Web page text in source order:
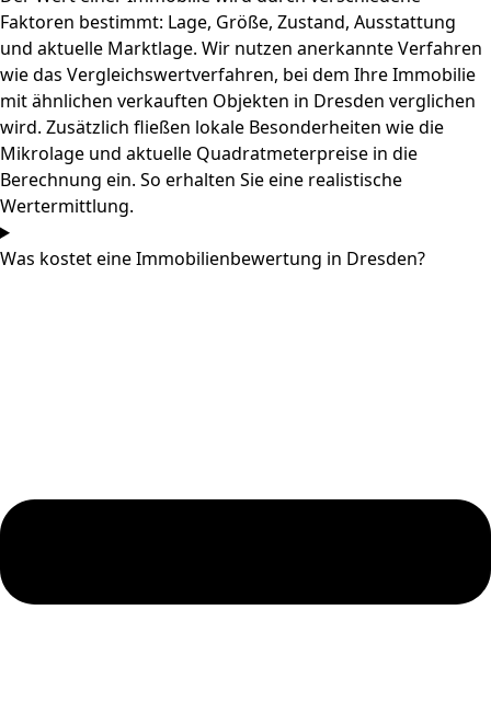
Faktoren bestimmt: Lage, Größe, Zustand, Ausstattung
und aktuelle Marktlage. Wir nutzen anerkannte Verfahren
wie das Vergleichswertverfahren, bei dem Ihre Immobilie
mit ähnlichen verkauften Objekten in Dresden verglichen
wird. Zusätzlich fließen lokale Besonderheiten wie die
Mikrolage und aktuelle Quadratmeterpreise in die
Berechnung ein. So erhalten Sie eine realistische
Wertermittlung.
Was kostet eine Immobilienbewertung in Dresden?